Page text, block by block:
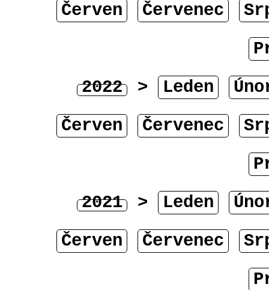
Červen
Červenec
2022 > Leden
Červen
Červenec
2021 > Leden
Červen
Červenec